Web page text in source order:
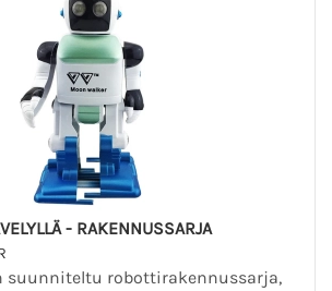
- RAKENNUSSARJA
suunniteltu robottirakennussarja,